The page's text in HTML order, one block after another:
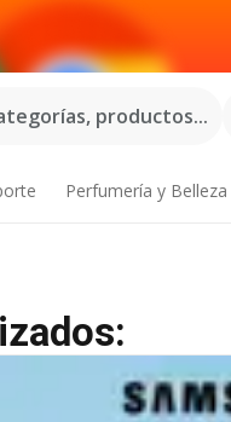
productos...
Perfumería y Belleza